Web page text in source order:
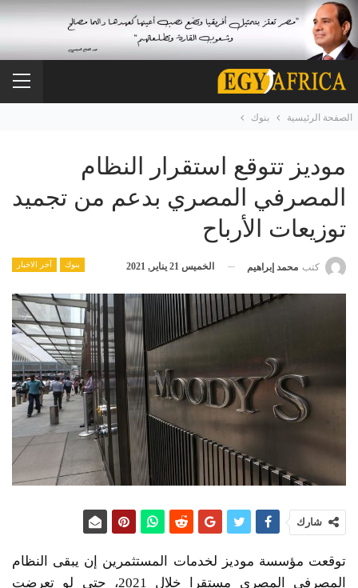
الصفحة الرئيسية بنوك
موديز تتوقع استقرار النظام
المصرفي المصري بدعم من تجميد
توزيعات الأرباح
بنوك آخر الاخبار كتب محمد إبراهيم الخميس 21 يناير, 2021
شارك
توقعت مؤسسة موديز لخدمات المستثمرين إن يبقى النظام
المصرفي المصري مستقرا خلال 2021، حتى لو تعرضت